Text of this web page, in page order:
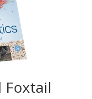
Foxtail